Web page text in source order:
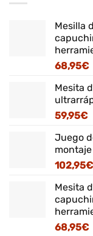
Mesilla
68,95€
Mesita
59,95€
Juego
102,95€
Mesita
68,95€